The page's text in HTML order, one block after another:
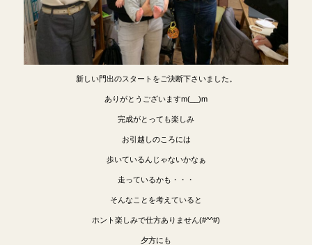
新しい門出のスタートをご決断下さいました。
ありがとうございますm(__)m
完成がとっても楽しみ
お引越しのころには
歩いているんじゃないかなぁ
走っているかも・・・
そんなことを考えていると
ホント楽しみで仕方ありません(#^^#)
夕方にも